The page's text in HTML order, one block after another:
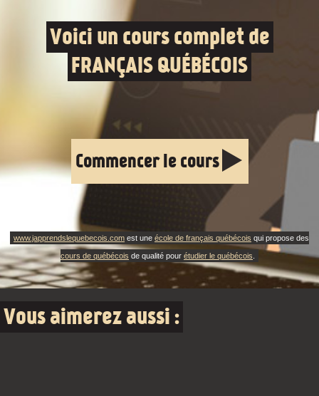
Voici un cours complet de
FRANÇAIS QUÉBÉCOIS
Commencer le cours
www.japprendslequebecois.com est une école de français québécois qui propose des
cours de québécois de qualité pour étudier le québécois
Vous aimerez aussi :